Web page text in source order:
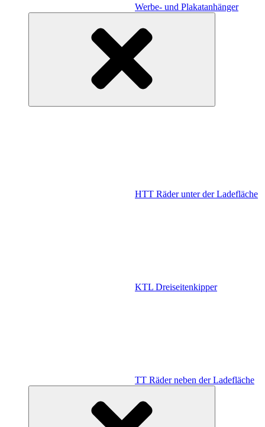
Werbe- und Plakatanhänger
HTT Räder unter der Ladefläche
KTL Dreiseitenkipper
TT Räder neben der Ladefläche